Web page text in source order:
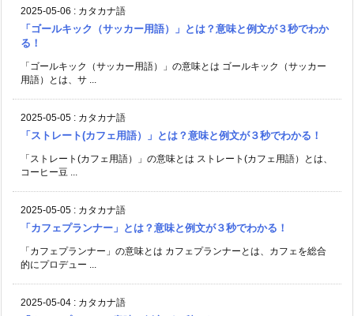
2025-05-06 : カタカナ語
「ゴールキック（サッカー用語）」とは？意味と例文が３秒でわか
る！
「ゴールキック（サッカー用語）」の意味とは ゴールキック（サッカー
用語）とは、サ ...
2025-05-05 : カタカナ語
「ストレート(カフェ用語）」とは？意味と例文が３秒でわかる！
「ストレート(カフェ用語）」の意味とは ストレート(カフェ用語）とは、
コーヒー豆 ...
2025-05-05 : カタカナ語
「カフェプランナー」とは？意味と例文が３秒でわかる！
「カフェプランナー」の意味とは カフェプランナーとは、カフェを総合
的にプロデュー ...
2025-05-04 : カタカナ語